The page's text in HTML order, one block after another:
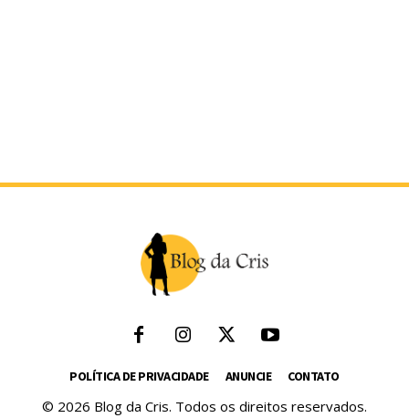
POLÍTICA DE PRIVACIDADE ANUNCIE CONTATO
© 2026 Blog da Cris. Todos os direitos reservados.